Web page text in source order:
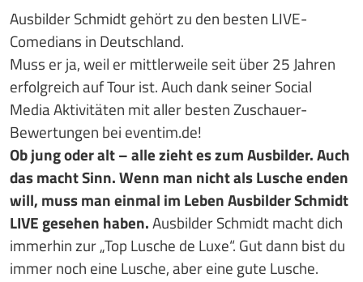
Ausbilder Schmidt gehört zu den besten LIVE-
Comedians in Deutschland.
Muss er ja, weil er mittlerweile seit über 25 Jahren
erfolgreich auf Tour ist. Auch dank seiner Social
Media Aktivitäten mit aller besten Zuschauer-
Bewertungen bei eventim.de!
Ob jung oder alt – alle zieht es zum Ausbilder. Auch
das macht Sinn. Wenn man nicht als Lusche enden
will, muss man einmal im Leben Ausbilder Schmidt
LIVE gesehen haben.Ausbilder Schmidt macht dich
immerhin zur „Top Lusche de Luxe“. Gut dann bist du
immer noch eine Lusche, aber eine gute Lusche.